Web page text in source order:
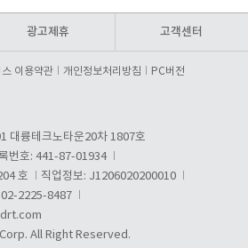
광고제휴 고객센터
이용약관 개인정보처리방침 PC버전
대륭테크노타운20차 1807호
번호: 441-87-01934
호
직업정보: J1206020200010
02-2225-8487
All Right Reserved.